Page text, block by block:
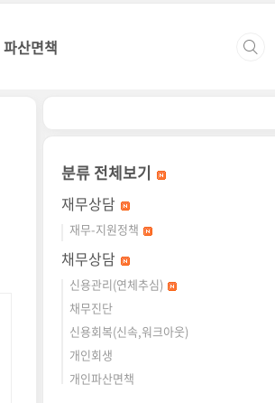
파산면책
분류 전체보기
재무상담
재무-지원정책
채무상담
신용관리(연체추심)
채무진단
신용회복(신속,워크아웃)
개인회생
개인파산면책